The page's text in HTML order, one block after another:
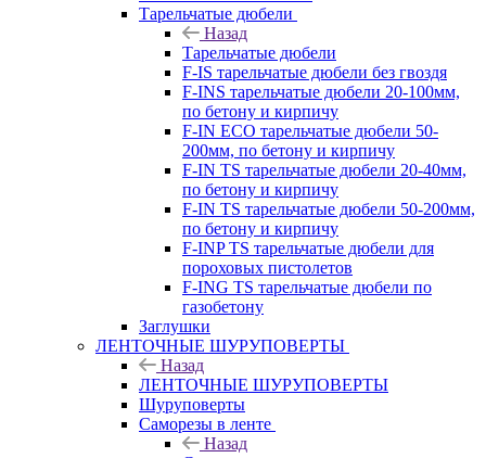
Тарельчатые дюбели
Назад
Тарельчатые дюбели
F-IS тарельчатые дюбели без гвоздя
F-INS тарельчатые дюбели 20-100мм,
по бетону и кирпичу
F-IN ECO тарельчатые дюбели 50-
200мм, по бетону и кирпичу
F-IN TS тарельчатые дюбели 20-40мм,
по бетону и кирпичу
F-IN TS тарельчатые дюбели 50-200мм,
по бетону и кирпичу
F-INP TS тарельчатые дюбели для
пороховых пистолетов
F-ING TS тарельчатые дюбели по
газобетону
Заглушки
ЛЕНТОЧНЫЕ ШУРУПОВЕРТЫ
Назад
ЛЕНТОЧНЫЕ ШУРУПОВЕРТЫ
Шуруповерты
Саморезы в ленте
Назад